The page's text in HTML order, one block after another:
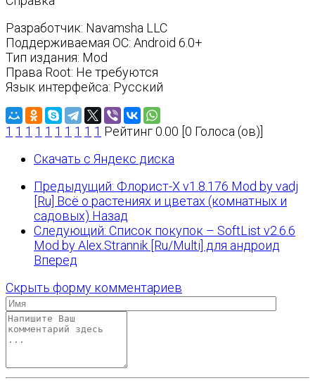
Разработчик: Navamsha LLC
Поддерживаемая ОС: Android 6.0+
Тип издания: Mod
Права Root: Не требуются
Язык интерфейса: Русский
1 1 1 1 1 1 1 1 1 1 Рейтинг 0.00 [0 Голоса (ов)]
Скачать с Яндекс диска
Предыдущий: Флорист-X v1.8.176 Mod by vadj
[Ru] Всё о растениях и цветах (комнатных и
садовых) Назад
Следующий: Список покупок – SoftList v2.6.6
Mod by Alex.Strannik [Ru/Multi] для андроид
Вперед
Скрыть форму комментариев